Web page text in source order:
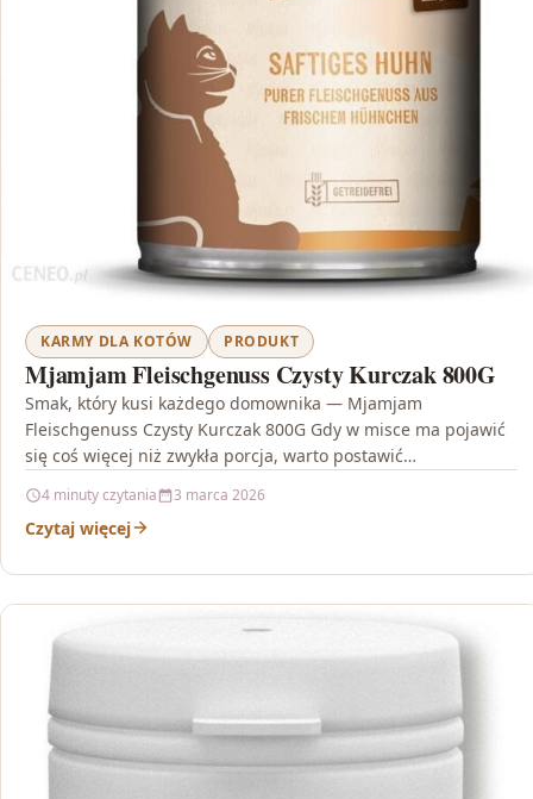
KARMY DLA KOTÓW PRODUKT
Mjamjam Fleischgenuss Czysty Kurczak 800G
Smak, który kusi każdego domownika — Mjamjam
Fleischgenuss Czysty Kurczak 800G Gdy w misce ma pojawić
się coś więcej niż zwykła porcja, warto postawić…
4 minuty czytania 3 marca 2026
Czytaj więcej